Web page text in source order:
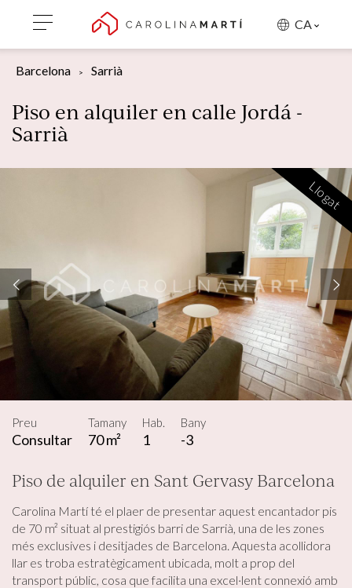
CA
Barcelona Sarrià
Piso en alquiler en calle Jordá -
Sarrià
Llogat
Preu
Consultar
Tamany
70 m²
Hab.
1
Bany
-3
Piso de alquiler en Sant Gervasy Barcelona
Carolina Martí té el plaer de presentar aquest encantador pis
de 70 m² situat al prestigiós barri de Sarrià, una de les zones
més exclusives i desitjades de Barcelona. Aquesta acollidora
llar es troba estratègicament ubicada, molt a prop del
transport públic, cosa que facilita una excel·lent connexió amb